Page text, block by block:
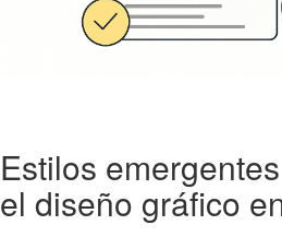
Estilos
el diseño gráfico